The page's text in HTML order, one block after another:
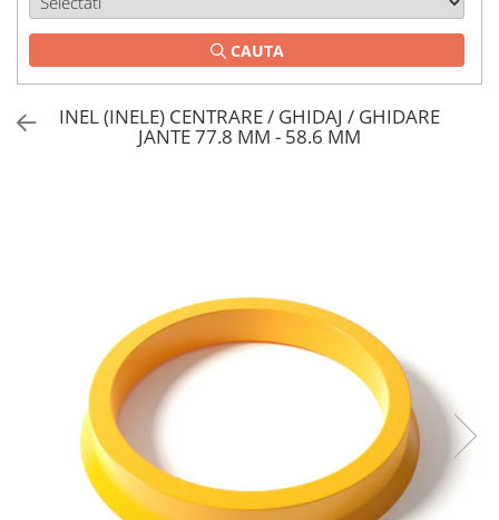
CAUTA
INEL (INELE) CENTRARE / GHIDAJ / GHIDARE
JANTE 77.8 MM - 58.6 MM